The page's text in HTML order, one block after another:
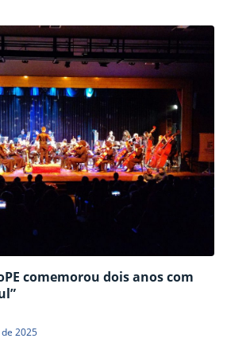
a estudantes regularmente
As submissões de propostas por
comemorou dois anos com
2025